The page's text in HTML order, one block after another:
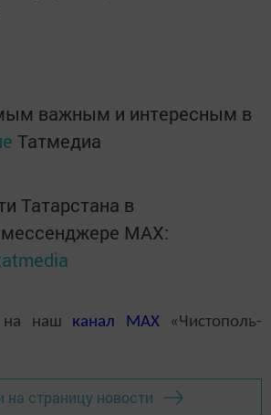
важным и интересным в
Татмедиа
Татарстана в
MАХ:
на наш канал MAX«Чистополь-
на страницу новости